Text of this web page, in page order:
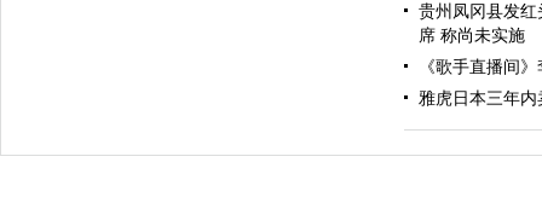
贵州凤冈县发
席 称尚未实施
《歌手直播间
雅虎日本三年